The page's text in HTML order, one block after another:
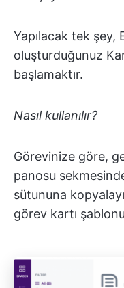
Yapılacak tek şey,
oluşturduğunuz
başlamaktır.
Nasıl kullanılır?
Görevinize göre,
panosu
sütununa
görev kartı